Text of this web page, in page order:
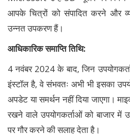
आपके चित्रों को संपादित करने और
उन्नत उपकरण हैं।
आधिकारिक समाप्ति तिथि:
4 नवंबर 2024 के बाद, जिन
इंस्टॉल है, वे संभवतः अभी भी इसका
अपडेट या समर्थन नहीं दिया जाएगा।
रखने वाले उपयोगकर्ताओं को बाजार में
पर गौर करने की सलाह देता है।